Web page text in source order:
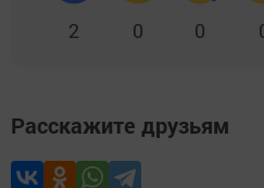
2 0 0
Расскажите друзьям